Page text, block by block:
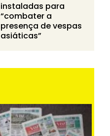
instaladas para
“combater a
presença de vespas
asiáticas”